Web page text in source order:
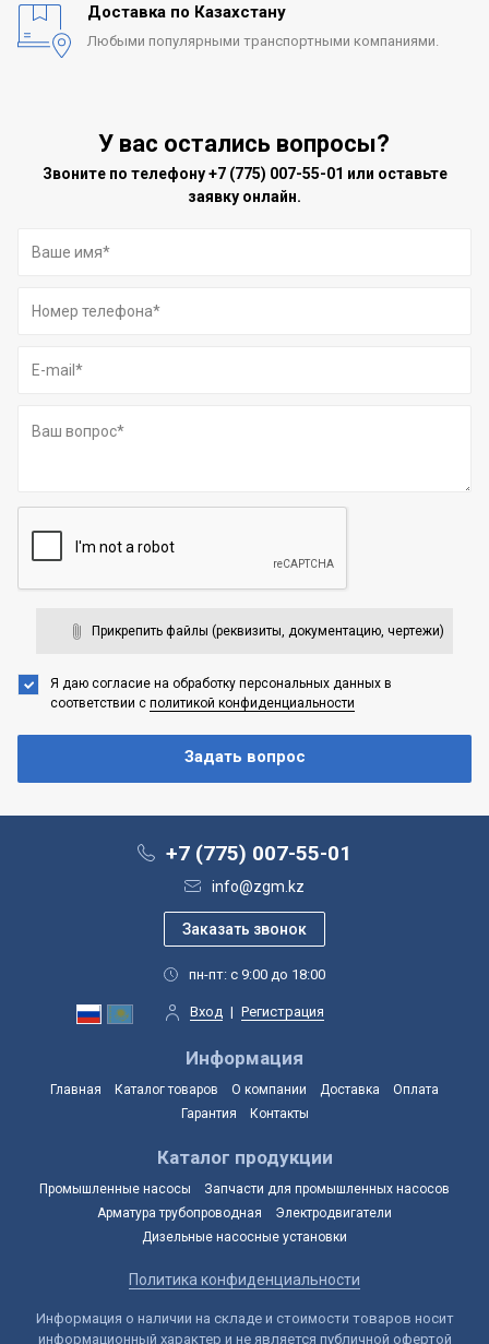
Доставка по Казахстану
Любыми популярными транспортными компаниями.
У вас остались вопросы?
Звоните по телефону+7 (775) 007-55-01 или оставьте
заявку онлайн.
Прикрепить файлы (реквизиты, документацию, чертежи)
Я даю согласие на обработку персональных данных в
соответствии с политикой конфиденциальности
+7 (775) 007-55-01
info@zgm.kz
пн-пт: с 9:00 до 18:00
Вход | Регистрация
Информация
Главная Каталог товаров О компании Доставка
Оплата
Гарантия
Контакты
Каталог продукции
Промышленные насосы
Запчасти для промышленных насосов
Арматура трубопроводная
Электродвигатели
Дизельные насосные установки
Политика конфиденциальности
Информация о наличии на складе и стоимости товаров носит
информационный характер и не является публичной офертой